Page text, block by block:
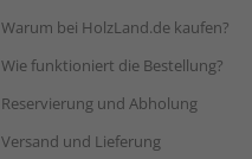
Warum bei HolzLand.de kaufen?
Wie funktioniert die Bestellung?
Reservierung und Abholung
Versand und Lieferung